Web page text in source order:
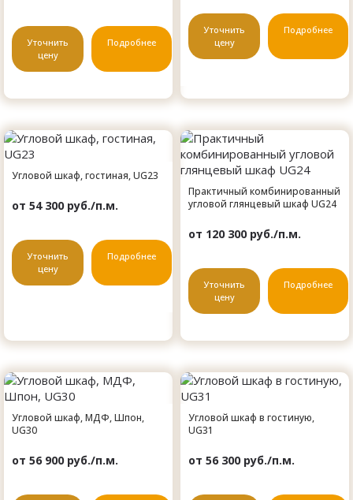
Уточнить
цену
Подробнее
Уточнить
цену
Подробнее
Угловой шкаф, гостиная, UG23
от 54 300 руб./п.м.
Уточнить
цену
Подробнее
Практичный комбинированный
угловой глянцевый шкаф UG24
от 120 300 руб./п.м.
Уточнить
цену
Подробнее
Угловой шкаф, МДФ, Шпон,
UG30
от 56 900 руб./п.м.
Угловой шкаф в гостиную,
UG31
от 56 300 руб./п.м.